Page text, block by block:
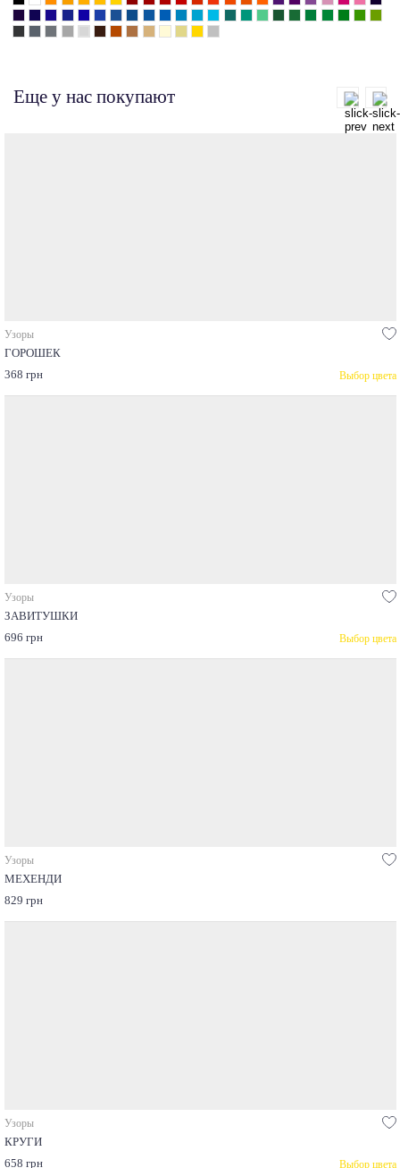
Еще у нас покупают
Узоры
ГОРОШЕК
368 грн
Выбор цвета
Узоры
ЗАВИТУШКИ
696 грн
Выбор цвета
Узоры
МЕХЕНДИ
829 грн
Узоры
КРУГИ
658 грн
Выбор цвета